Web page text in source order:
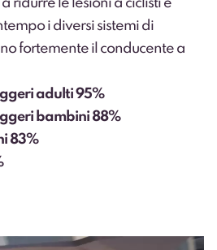
ridurre le lesioni a ciclisti e
i diversi sistemi di
fortemente il conducente a
adulti 95%
bambini 88%
83%